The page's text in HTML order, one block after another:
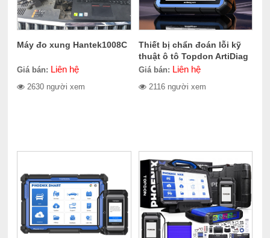
Máy đo xung Hantek1008C
Giá bán: Liên hệ
2630 người xem
Thiết bị chẩn đoán lỗi kỹ
thuật ô tô Topdon ArtiDiag
Pro
Giá bán: Liên hệ
2116 người xem